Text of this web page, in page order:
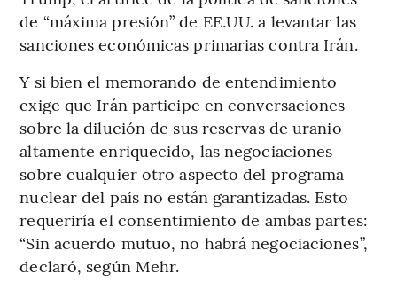
de “máxima presión” de EE.UU. a levantar las
sanciones económicas primarias contra Irán.
Y si bien el memorando de entendimiento
exige que Irán participe en conversaciones
sobre la dilución de sus reservas de uranio
altamente enriquecido, las negociaciones
sobre cualquier otro aspecto del programa
nuclear del país no están garantizadas. Esto
requeriría el consentimiento de ambas partes:
“Sin acuerdo mutuo, no habrá negociaciones”,
declaró, según Mehr.